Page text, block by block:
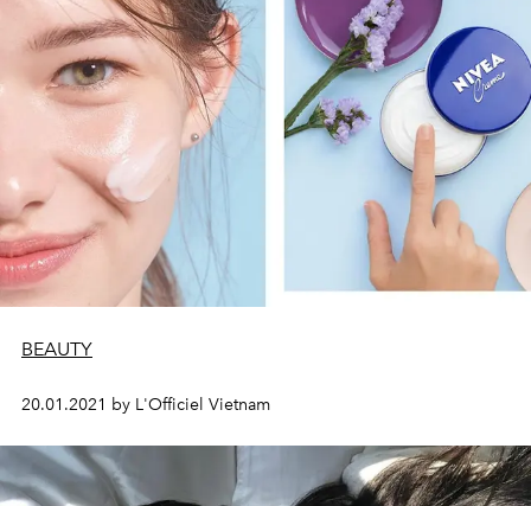
BEAUTY
20.01.2021 by L'Officiel Vietnam